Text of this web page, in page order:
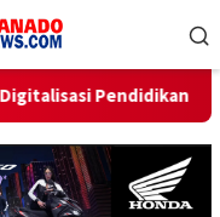
1 Palu Lewat